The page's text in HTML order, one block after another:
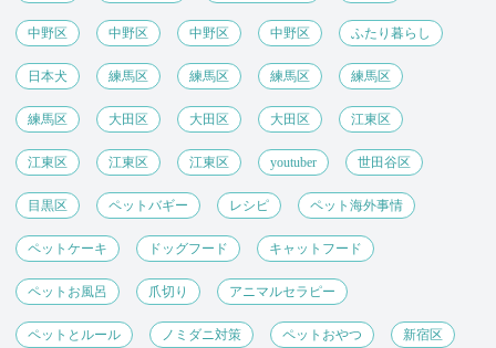
中野区 中野区 中野区 中野区 ふたり暮らし
日本犬 練馬区 練馬区 練馬区 練馬区
練馬区 大田区 大田区 大田区 江東区
江東区 江東区 江東区 youtuber 世田谷区
目黒区 ペットバギー レシピ ペット海外事情
ペットケーキ ドッグフード キャットフード
ペットお風呂 爪切り アニマルセラピー
ペットとルール ノミダニ対策 ペットおやつ 新宿区